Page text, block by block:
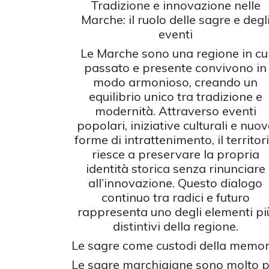
Tradizione e innovazione nelle
Marche: il ruolo delle sagre e degli
eventi
Le Marche sono una regione in
passato e presente convivono in
modo armonioso, creando un
equilibrio unico tra tradizione e
modernità. Attraverso eventi
popolari, iniziative culturali e
forme di intrattenimento, il
riesce a preservare la propria
identità storica senza rinunciare
all’innovazione. Questo dialogo
continuo tra radici e futuro
rappresenta uno degli elementi
distintivi della regione.
Le sagre come custodi della
Le sagre marchigiane sono molto